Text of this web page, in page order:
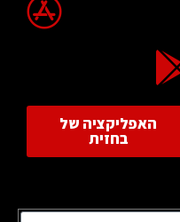
האפליקציה של
בחזית